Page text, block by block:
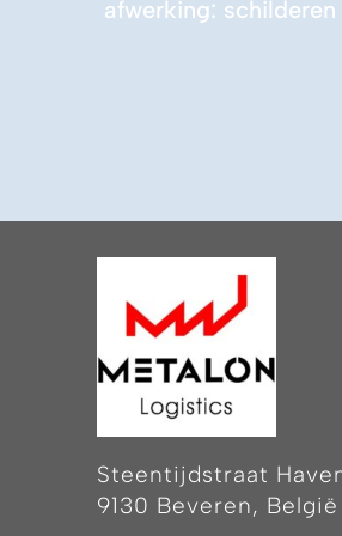
afwerking: schilderen
Steentijdstraat
9130 Beveren, België